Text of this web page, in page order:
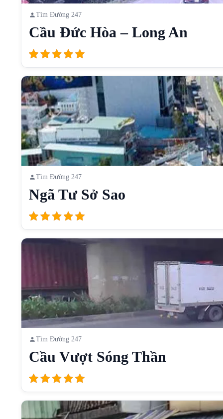
Tìm Đường 247
Cầu Đức Hòa – Long An
Tìm Đường 247
Ngã Tư Sở Sao
Tìm Đường 247
Cầu Vượt Sóng Thần